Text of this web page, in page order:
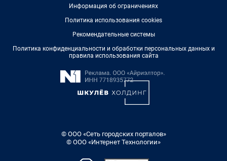
Информация об ограничениях
Политика использования cookies
Рекомендательные системы
Политика конфиденциальности и обработки персональных данных и
правила использования сайта
© ООО «Сеть городских порталов»
© ООО «Интернет Технологии»